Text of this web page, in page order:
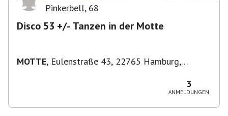
Pinkerbell, 68
Disco 53 +/- Tanzen in der Motte
MOTTE, Eulenstraße 43, 22765 Hamburg,
3
ANMELDUNGEN